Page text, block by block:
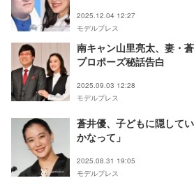
2025.12.04 12:27
モデルプレス
南キャン山里亮太、妻・
プロポーズ秘話告白
2025.09.03 12:28
モデルプレス
蒼井優、子どもに隠して
かなって」
2025.08.31 19:05
モデルプレス